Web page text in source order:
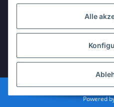
Alle
Gesetzliche Informationen
Vertrag
* Alle Preise inkl. gesetzlicher USt.,
© Erik Schleich, tegedu,
Powered